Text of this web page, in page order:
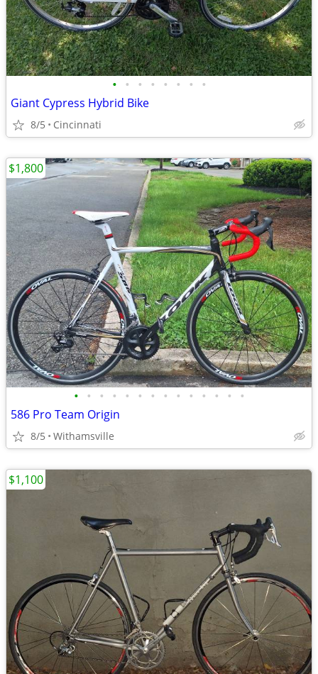
• • • • • • • •
Giant Cypress Hybrid Bike
8/5 Cincinnati
• • • • • • • • • • • • • •
586 Pro Team Origin
8/5 Withamsville
$1,800
$1,100